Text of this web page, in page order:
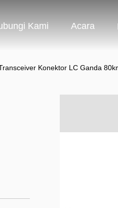
Kami Acara
Konektor LC Ganda